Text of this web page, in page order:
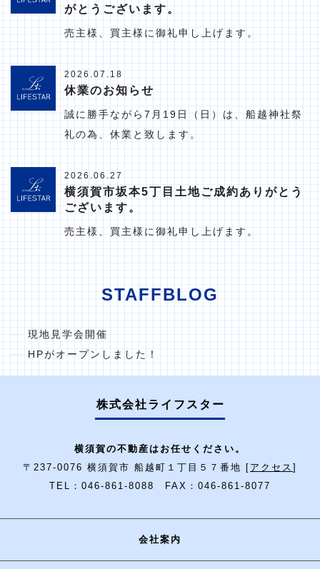
がとうございます。
売主様、買主様に御礼申し上げます。
2026.07.18
休業のお知らせ
誠に勝手ながら7月19日（日）は、船越神社祭
礼の為、休業と致します。
2026.06.27
横須賀市坂本5丁目土地ご成約ありがとう
ございます。
売主様、買主様に御礼申し上げます。
STAFFBLOG
現地見学会開催
HPがオープンしました！
株式会社ライフスター
横須賀の不動産はお任せください。
〒237-0076 横須賀市 船越町１丁目５７番地 [ アクセス ]
TEL：046-861-8088 FAX：046-861-8077
会社案内